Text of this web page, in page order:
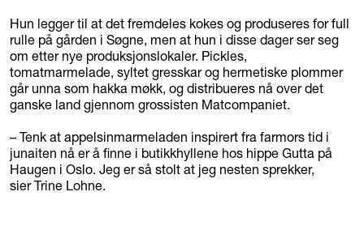
Hun legger til at det fremdeles kokes og produseres for full
rulle på gården i Søgne, men at hun i disse dager ser seg
om etter nye produksjonslokaler. Pickles,
tomatmarmelade, syltet gresskar og hermetiske plommer
går unna som hakka møkk, og distribueres nå over det
ganske land gjennom grossisten Matcompaniet.
– Tenk at appelsinmarmeladen inspirert fra farmors tid i
junaiten nå er å finne i butikkhyllene hos hippe Gutta på
Haugen i Oslo. Jeg er så stolt at jeg nesten sprekker,
sier Trine Lohne.